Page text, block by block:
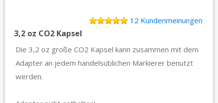
12 Kundenmeinungen
3,2 oz CO2 Kapsel
Die 3,2 oz große CO2 Kapsel kann zusammen mit dem
Adapter an jedem handelsüblichen Markierer benutzt
werden.